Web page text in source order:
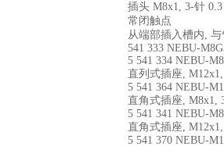
插头 M8x1, 3-针
常闭触点
从端部插入槽内,
541 333 NEBU-
5 541 334 NEBU-
直列式插座,
5 541 364 NEBU-
直角式插座, M8x1,
5 541 341 NEBU-
直角式插座,
5 541 370 NEBU-